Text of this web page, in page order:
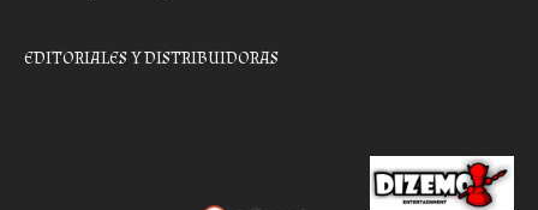
EDITORIALES Y DISTRIBUIDORAS